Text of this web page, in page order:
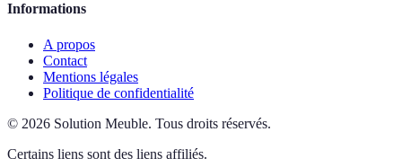
Informations
A propos
Contact
Mentions légales
Politique de confidentialité
© 2026 Solution Meuble. Tous droits réservés.
Certains liens sont des liens affiliés.